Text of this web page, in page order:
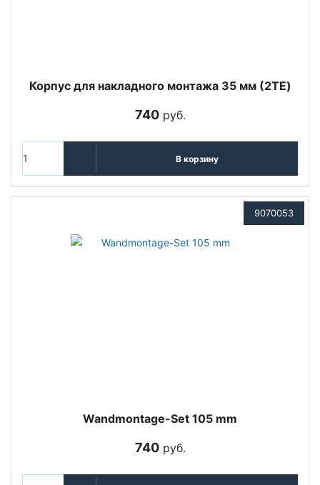
Корпус для накладного монтажа 35 мм (2TE)
740руб.
В корзину
9070053
Wandmontage-Set 105 mm
740руб.